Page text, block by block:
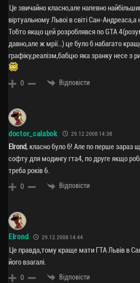
Це звичайно класно,але напевно
віртуальному Львоі в світі Сан-
Тобто якщо цей розроблявся по GTA
давно,але ж мрії…) це було б набагато
графіку,реалізм,бабцю яка зранку несе з
0 Відповісти
doctor_calabok 29.12.2008 14:38
Elrond, класно було б! Але по перше зараз
софту для модингу гта4, по друге якщо
треба років 6.
0 Відповісти
Elrond 29.12.2008 14:44
Це правда,тому краще мати ГТА Львів в
його взагалі.
0 Відповісти